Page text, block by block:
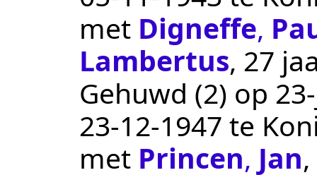
met Digneffe,
Lambertus, 27
Gehuwd (2) op
23‑12‑1947 te
met Princen, Jan